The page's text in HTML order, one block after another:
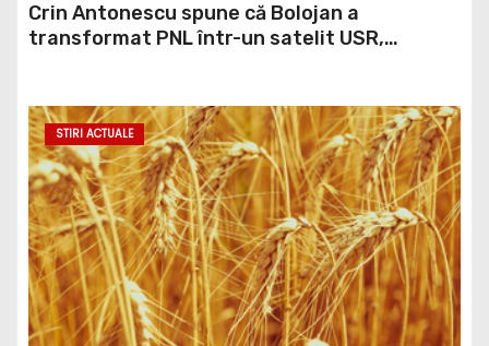
Crin Antonescu spune că Bolojan a
transformat PNL într-un satelit USR,
STIRI ACTUALE